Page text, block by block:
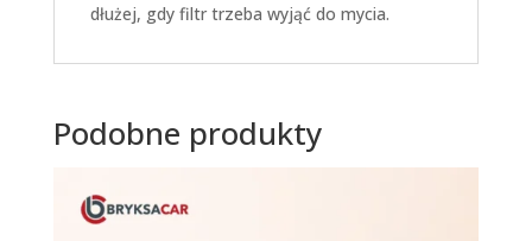
dłużej, gdy filtr trzeba wyjąć do mycia.
Podobne produkty